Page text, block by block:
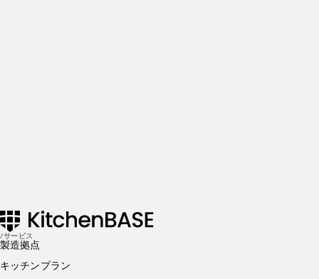
/サービス
製造拠点
キッチンプラン